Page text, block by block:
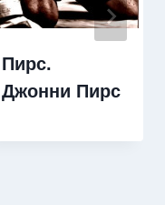
Пирс.
Джонни Пирс